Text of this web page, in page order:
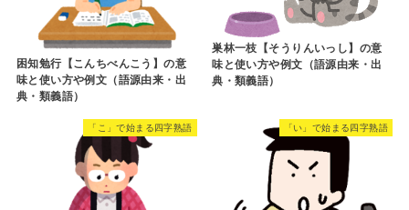
困知勉行【こんちべんこう】の意
味と使い方や例文（語源由来・出
典・類義語）
巣林一枝【そうりんいっし】の意
味と使い方や例文（語源由来・出
典・類義語）
「こ」で始まる四字熟語 「い」で始まる四字熟語